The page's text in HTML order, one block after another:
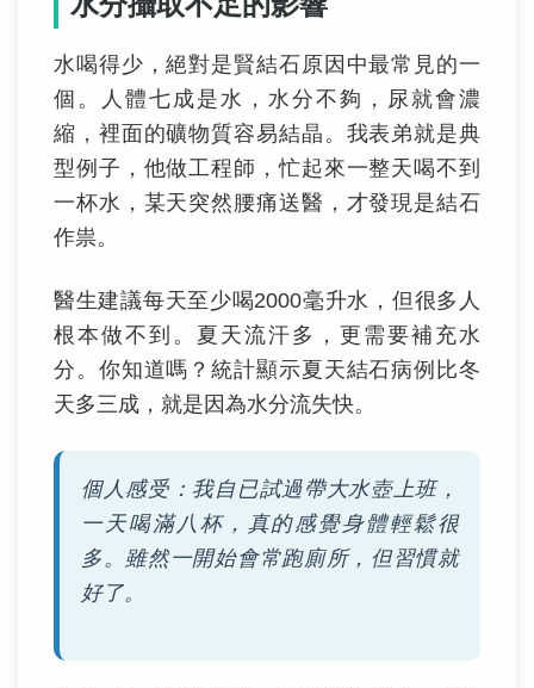
水喝得少，絕對是賢結石原因中最常見的一
個。人體七成是水，水分不夠，尿就會濃
縮，裡面的礦物質容易結晶。我表弟就是典
型例子，他做工程師，忙起來一整天喝不到
一杯水，某天突然腰痛送醫，才發現是結石
作祟。
醫生建議每天至少喝2000毫升水，但很多人
根本做不到。夏天流汗多，更需要補充水
分。你知道嗎？統計顯示夏天結石病例比冬
天多三成，就是因為水分流失快。
個人感受：我自已試過帶大水壺上班，
一天喝滿八杯，真的感覺身體輕鬆很
多。雖然一開始會常跑廁所，但習慣就
好了。